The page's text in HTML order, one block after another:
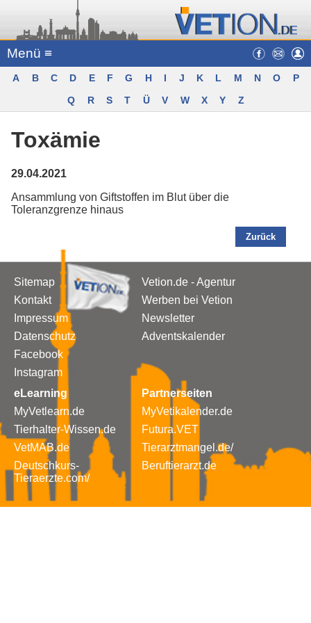
Menü ≡
A B C D E F G H I J K L M N O
P
Q
R S T Ü V W X Y Z
Toxämie
29.04.2021
Ansammlung von Giftstoffen im Blut über die
Toleranzgrenze hinaus
Zurück
Sitemap
Kontakt
Impressum
Datenschutz
Facebook
Instagram
Vetion.de - Agentur
Werben bei Vetion
Newsletter
Adventskalender
eLearning
MyVetlearn.de
Tierhalter-Wissen.de
VetMAB.de
Deutschkurs-
Tieraerzte.com/
Partnerseiten
MyVetikalender.de
Futura.VET
Tierarztmangel.de/
Beruftierarzt.de